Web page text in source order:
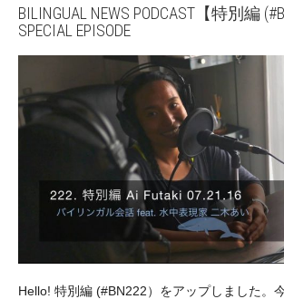
BILINGUAL NEWS PODCAST【特別編
SPECIAL EPISODE
Hello! 特別編 (#BN222）をアップしました。